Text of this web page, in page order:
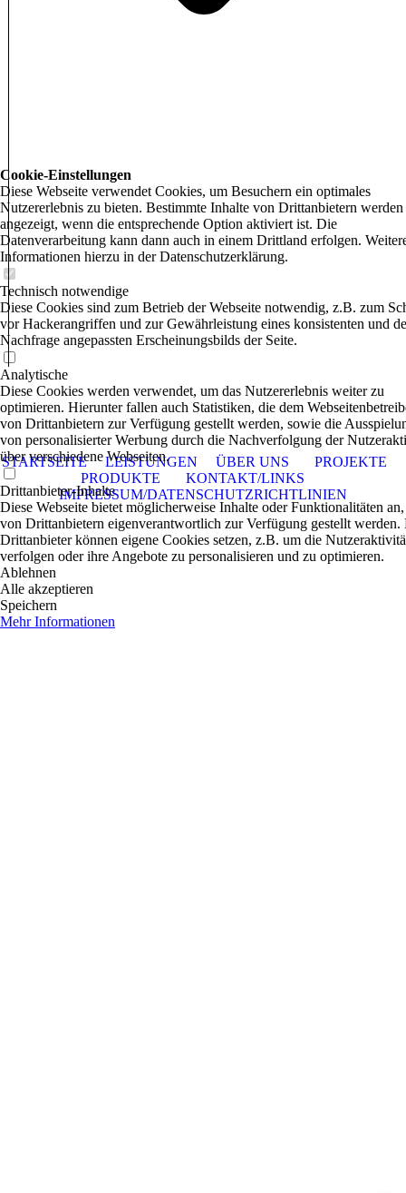
STARTSEITE LEISTUNGEN ÜBER UNS
PROJEKTE
PRODUKTE
KONTAKT/LINKS
IMPRESSUM/DATENSCHUTZRICHTLINIEN
Cookie-Einstellungen
Diese Webseite verwendet Cookies, um Besuchern ein optimales
Nutzererlebnis zu bieten. Bestimmte Inhalte von Drittanbietern
angezeigt, wenn die entsprechende Option aktiviert ist. Die
Datenverarbeitung kann dann auch in einem Drittland erfolgen.
Informationen hierzu in der Datenschutzerklärung.
Technisch notwendige
Diese Cookies sind zum Betrieb der Webseite notwendig, z.B. zum
vor Hackerangriffen und zur Gewährleistung eines konsistenten und
Nachfrage angepassten Erscheinungsbilds der Seite.
Analytische
Diese Cookies werden verwendet, um das Nutzererlebnis weiter zu
optimieren. Hierunter fallen auch Statistiken, die dem
von Drittanbietern zur Verfügung gestellt werden, sowie die
von personalisierter Werbung durch die Nachverfolgung der
über verschiedene Webseiten.
Drittanbieter-Inhalte
Diese Webseite bietet möglicherweise Inhalte oder Funktionalitäten
von Drittanbietern eigenverantwortlich zur Verfügung gestellt werden.
Drittanbieter können eigene Cookies setzen, z.B. um die
verfolgen oder ihre Angebote zu personalisieren und zu optimieren.
Ablehnen
Alle akzeptieren
Speichern
Mehr Informationen